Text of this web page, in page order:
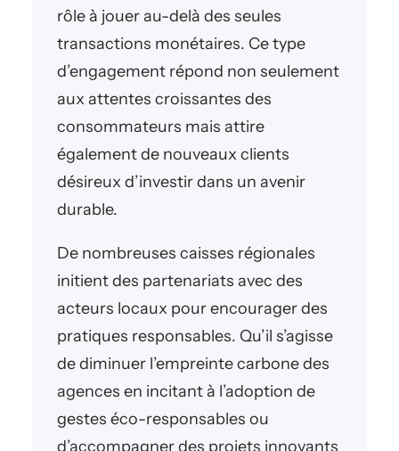
rôle à jouer au-delà des seules
transactions monétaires. Ce type
d’engagement répond non seulement
aux attentes croissantes des
consommateurs mais attire
également de nouveaux clients
désireux d’investir dans un avenir
durable.
De nombreuses caisses régionales
initient des partenariats avec des
acteurs locaux pour encourager des
pratiques responsables. Qu’il s’agisse
de diminuer l’empreinte carbone des
agences en incitant à l’adoption de
gestes éco-responsables ou
d’accompagner des projets innovants